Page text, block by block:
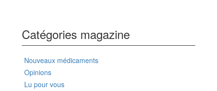
Catégories magazine
Nouveaux médicaments
Opinions
Lu pour vous